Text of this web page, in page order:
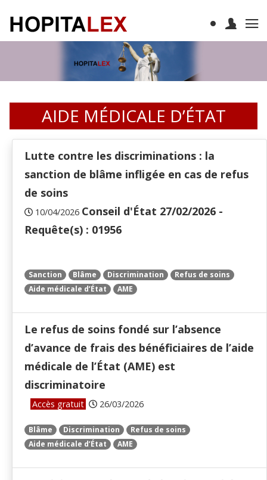
AIDE MÉDICALE D’ÉTAT
Lutte contre les discriminations : la
sanction de blâme infligée en cas de refus
de soins
10/04/2026 Conseil d'État 27/02/2026 -
Requête(s) : 01956
Sanction Blâme Discrimination
Refus de soins
Aide médicale d’État
AME
Le refus de soins fondé sur l’absence
d’avance de frais des bénéficiaires de l’aide
médicale de l’État (AME) est
discriminatoire
Accès gratuit 26/03/2026
Blâme Discrimination
Refus de soins
Aide médicale d’État
AME